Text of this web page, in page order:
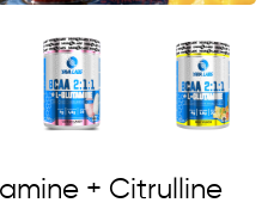
+ Citrulline